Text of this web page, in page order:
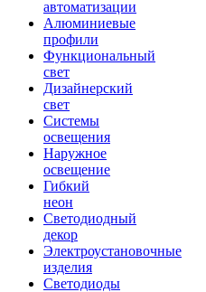
автоматизации
Алюминиевые
профили
Функциональный
свет
Дизайнерский
свет
Системы
освещения
Наружное
освещение
Гибкий
неон
Светодиодный
декор
Электроустановочные
изделия
Светодиоды